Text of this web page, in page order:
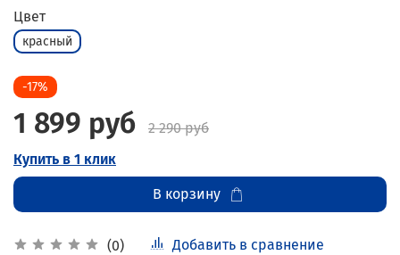
(0) Добавить в сравнение
Цвет
красный
-17%
1 899 руб
2 290 руб
Купить в 1 клик
В корзину